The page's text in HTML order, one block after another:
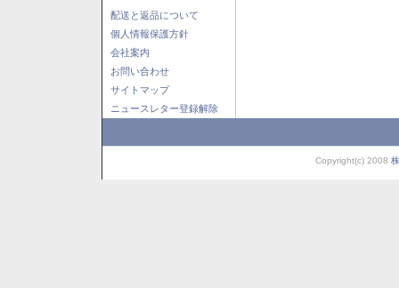
配送と返品について
個人情報保護方針
会社案内
お問い合わせ
サイトマップ
ニュースレター登録解除
Copyright(c) 2008